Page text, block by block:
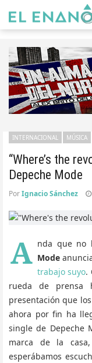
“Where’s the
Depeche Mode
INTERNACIONAL MÚSICA
PorIgnacio Sánchez
A nda que no
Mode
trabajo suyo.
rueda de
presentación que
ahora por fin ha
single de Depeche
marca de la
esperábamos